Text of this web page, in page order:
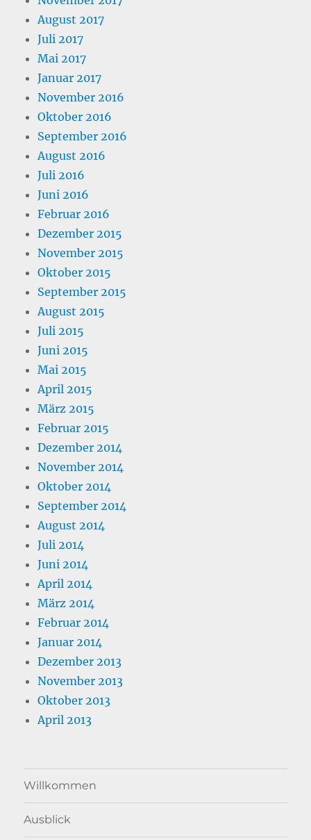
August 2017
Juli 2017
Mai 2017
Januar 2017
November 2016
Oktober 2016
September 2016
August 2016
Juli 2016
Juni 2016
Februar 2016
Dezember 2015
November 2015
Oktober 2015
September 2015
August 2015
Juli 2015
Juni 2015
Mai 2015
April 2015
März 2015
Februar 2015
Dezember 2014
November 2014
Oktober 2014
September 2014
August 2014
Juli 2014
Juni 2014
April 2014
März 2014
Februar 2014
Januar 2014
Dezember 2013
November 2013
Oktober 2013
April 2013
Willkommen
Ausblick